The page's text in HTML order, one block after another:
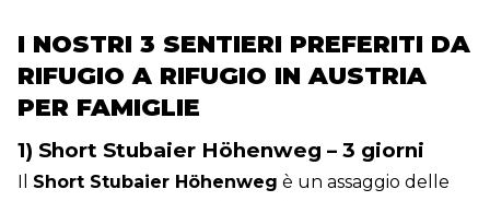
I NOSTRI 3 SENTIERI PREFERITI DA
RIFUGIO A RIFUGIO IN AUSTRIA
PER FAMIGLIE
1) Short Stubaier Höhenweg – 3 giorni
Il Short Stubaier Höhenweg è un assaggio delle